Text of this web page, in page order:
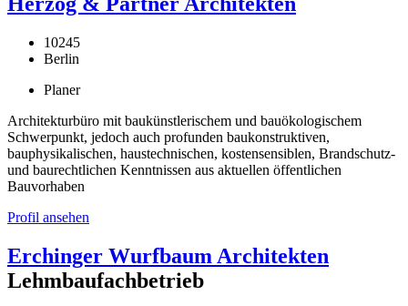
10245
Berlin
Planer
Architekturbüro mit baukünstlerischem und bauökologischem
Schwerpunkt, jedoch auch profunden baukonstruktiven,
bauphysikalischen, haustechnischen, kostensensiblen, Brandschutz-
und baurechtlichen Kenntnissen aus aktuellen öffentlichen
Bauvorhaben
Profil ansehen
Erchinger Wurfbaum Architekten
Lehmbaufachbetrieb